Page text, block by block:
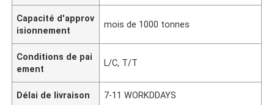
Capacité d'approv
isionnement
mois de 1000 tonnes
Conditions de pai
ement
L/C, T/T
Délai de livraison 7-11 WORKDDAYS